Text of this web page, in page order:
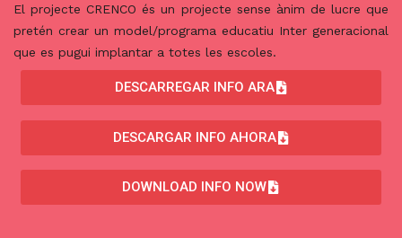
El projecte CRENCO és un projecte sense ànim de lucre que
pretén crear un model/programa educatiu Inter generacional
que es pugui implantar a totes les escoles.
DESCARREGAR INFO ARA
DESCARGAR INFO AHORA
DOWNLOAD INFO NOW